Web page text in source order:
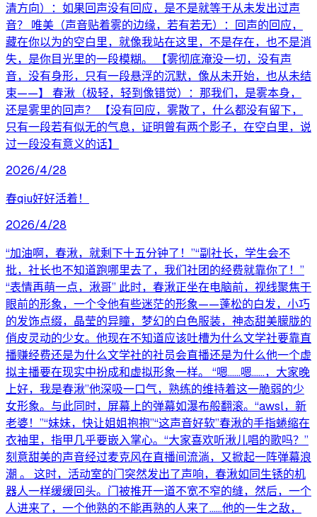
清方向）：如果回声没有回应，是不是就等于从未发出过声
音？ 唯美（声音贴着雾的边缘，若有若无）：回声的回应，
藏在你以为的空白里，就像我站在这里，不是存在，也不是消
失，是你目光里的一段模糊。 【雾彻底淹没一切，没有声
音，没有身形，只有一段悬浮的沉默，像从未开始，也从未结
束——】 春湫（极轻，轻到像错觉）：那我们，是雾本身，
还是雾里的回声？ 【没有回应，雾散了，什么都没有留下，
只有一段若有似无的气息，证明曾有两个影子，在空白里，说
过一段没有意义的话】
2026/4/28
春qiu好好活着！
2026/4/28
“加油啊，春湫，就剩下十五分钟了！”“副社长，学生会不
批，社长也不知道跑哪里去了，我们社团的经费就靠你了！”
“表情再萌一点，湫哥” 此时，春湫正坐在电脑前，视线聚焦于
眼前的形象，一个令他有些迷茫的形象——蓬松的白发，小巧
的发饰点缀，晶莹的异瞳，梦幻的白色服装，神态甜美朦胧的
俏皮灵动的少女。他现在不知道应该吐槽为什么文学社要靠直
播赚经费还是为什么文学社的社员会直播还是为什么他一个虚
拟主播要在现实中扮成和虚拟形象一样。 “嗯……嗯……，大家晚
上好，我是春湫”他深吸一口气，熟练的维持着这一脆弱的少
女形象。与此同时，屏幕上的弹幕如瀑布般翻滚。“awsl，新
老婆！”“妹妹，快让姐姐抱抱”“这声音好软”春湫的手指蜷缩在
衣袖里，指甲几乎要嵌入掌心。“大家喜欢听湫儿唱的歌吗？”
刻意甜美的声音经过麦克风在直播间流淌，又掀起一阵弹幕浪
潮 。 这时，活动室的门突然发出了声响，春湫如同生锈的机
器人一样缓缓回头。门被推开一道不宽不窄的缝，然后，一个
人进来了，一个他熟的不能再熟的人来了……他的一生之敌，